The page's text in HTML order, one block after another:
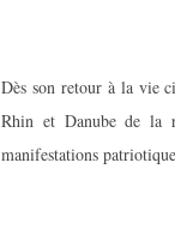
Dès son retour à la vie
Rhin et Danube de la
manifestations